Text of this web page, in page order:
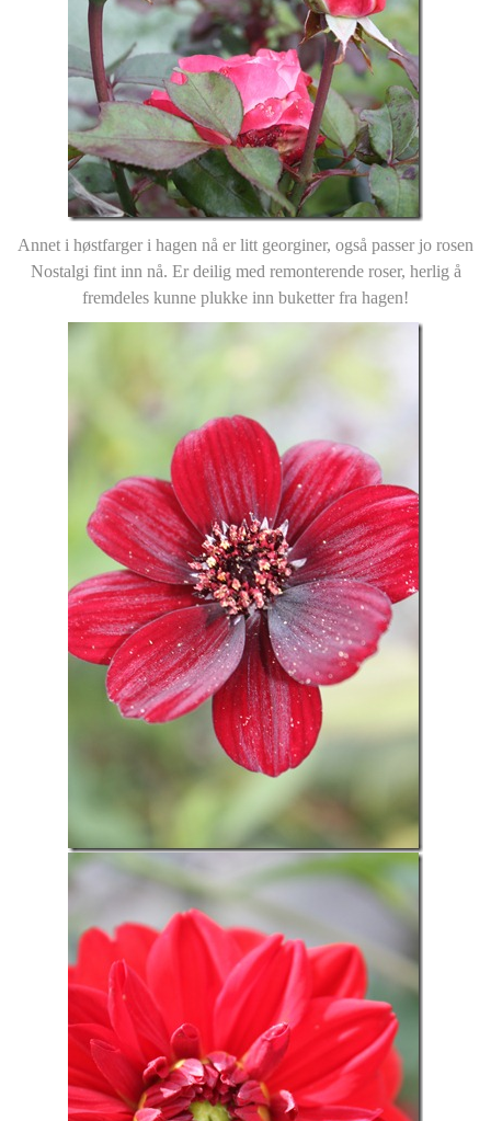
Annet i høstfarger i hagen nå er litt georginer, også passer jo rosen
Nostalgi fint inn nå. Er deilig med remonterende roser, herlig å
fremdeles kunne plukke inn buketter fra hagen!